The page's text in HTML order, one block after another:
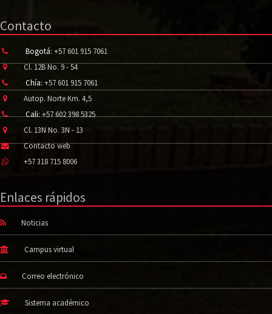
Contacto
Bogotá: +57 601 915 7061
Cl. 12B No. 9 - 54
Chía: +57 601 915 7061
Autop. Norte Km. 4,5
Cali: +57 602 398 5325
Cl. 13N No. 3N - 13
Contacto web
+57 318 715 8006
Enlaces rápidos
Noticias
Campus virtual
Correo electrónico
Sistema académico